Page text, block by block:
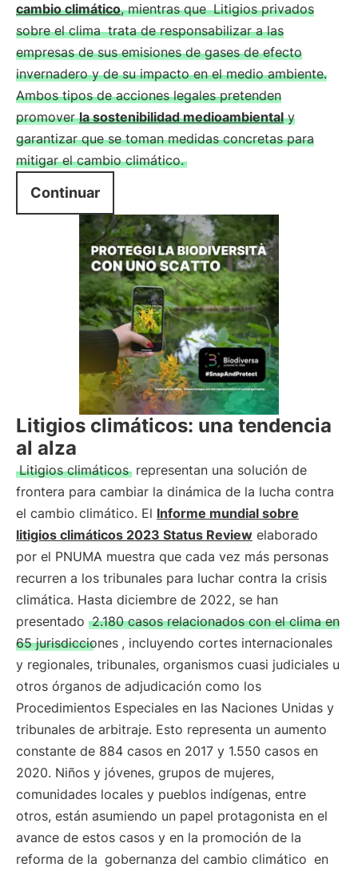
cambio climático, mientras que Litigios privados
sobre el clima trata de responsabilizar a las
empresas de sus emisiones de gases de efecto
invernadero y de su impacto en el medio ambiente.
Ambos tipos de acciones legales pretenden
promoverla sostenibilidad medioambientaly
garantizar que se toman medidas concretas para
mitigar el cambio climático.
Continuar
Litigios climáticos: una tendencia
al alza
Litigios climáticos representan una solución de
frontera para cambiar la dinámica de la lucha contra
el cambio climático. El Informe mundial sobre
litigios climáticos 2023 Status Review elaborado
por el PNUMA muestra que cada vez más personas
recurren a los tribunales para luchar contra la crisis
climática. Hasta diciembre de 2022, se han
presentado 2.180 casos relacionados con el clima en
65 jurisdicciones , incluyendo cortes internacionales
y regionales, tribunales, organismos cuasi judiciales u
otros órganos de adjudicación como los
Procedimientos Especiales en las Naciones Unidas y
tribunales de arbitraje. Esto representa un aumento
constante de 884 casos en 2017 y 1.550 casos en
2020. Niños y jóvenes, grupos de mujeres,
comunidades locales y pueblos indígenas, entre
otros, están asumiendo un papel protagonista en el
avance de estos casos y en la promoción de la
reforma de la gobernanza del cambio climático en